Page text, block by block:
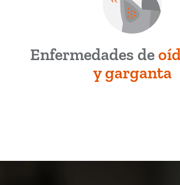
Enfermedades de
y garganta